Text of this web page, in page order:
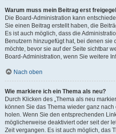
Warum muss mein Beitrag erst
Die Board-Administration kann
Sie einen Beitrag erstellt haben, die
Es ist auch möglich, dass die
Benutzern hinzugefügt hat, bei denen sie
möchte, bevor sie auf der Seite sichtbar
Board-Administration, wenn Sie weitere
Nach oben
Wie markiere ich ein Thema als neu?
Durch Klicken des „Thema als neu
können Sie das Thema wieder ganz
holen. Wenn Sie den entsprechenden
möglicherweise deaktiviert oder seit der
Zeit vergangen. Es ist auch möglich, das